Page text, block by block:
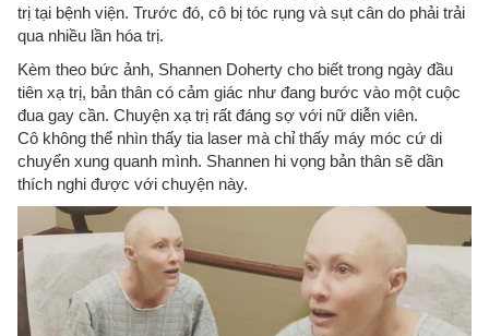
trị tại bệnh viện. Trước đó, cô bị tóc rụng và sụt cân do phải trải
qua nhiều lần hóa trị.
Kèm theo bức ảnh, Shannen Doherty cho biết trong ngày đầu
tiên xạ trị, bản thân có cảm giác như đang bước vào một cuộc
đua gay cần. Chuyện xạ trị rất đáng sợ với nữ diễn viên.
Cô không thể nhìn thấy tia laser mà chỉ thấy máy móc cứ di
chuyển xung quanh mình. Shannen hi vọng bản thân sẽ dần
thích nghi được với chuyện này.